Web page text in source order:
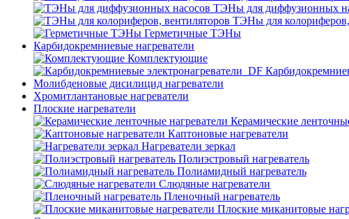
ТЭНы для диффузионных
ТЭНы для колориферов,
Герметичные ТЭНы
Карбидокремниевые нагреватели
Комплектующие
Молибденовые дисилицид нагреватели
Хромитлантановые нагреватели
Плоские нагреватели
Керамические
Каптоновые нагреватели
Нагреватели зеркал
Полиэстровый нагреватель
Полиамидный нагреватель
Слюдяные нагреватели
Пленочный нагреватель
Плоские миканитовые